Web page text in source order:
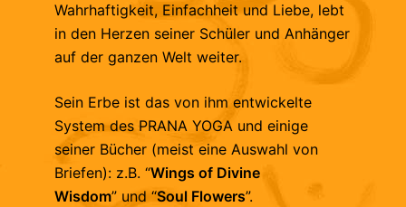
Wahrhaftigkeit, Einfachheit und Liebe, lebt
in den Herzen seiner Schüler und Anhänger
auf der ganzen Welt weiter.
Sein Erbe ist das von ihm entwickelte
System des PRANA YOGA und einige
seiner Bücher (meist eine Auswahl von
Briefen): z.B. “Wings of Divine
Wisdom” und “Soul Flowers”.